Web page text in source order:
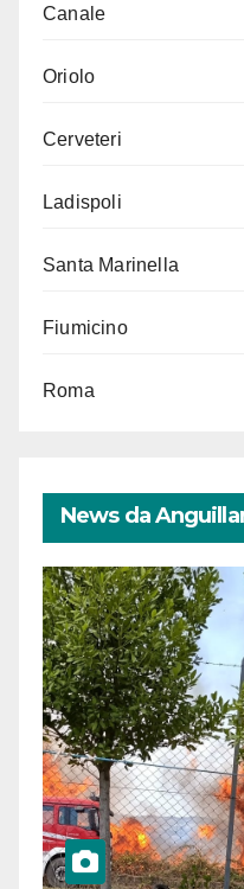
Canale
Oriolo
Cerveteri
Ladispoli
Santa Marinella
Fiumicino
Roma
News da